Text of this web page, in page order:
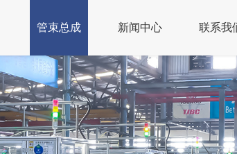
管束总成 新闻中心 联系我